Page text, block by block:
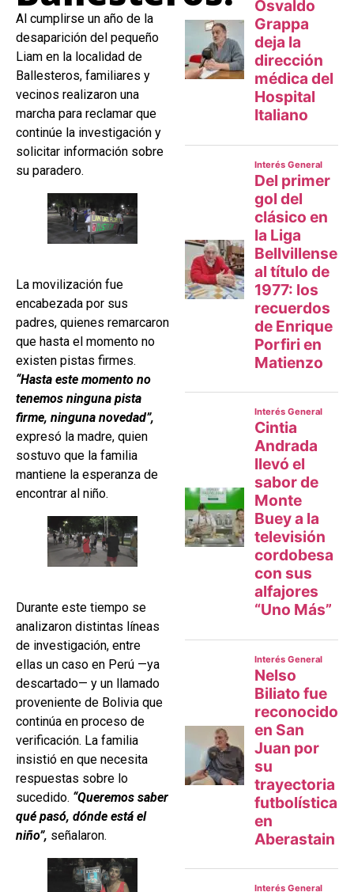
Al cumplirse un año de la
desaparición del pequeño
Liam en la localidad de
Ballesteros, familiares y
vecinos realizaron una
marcha para reclamar que
continúe la investigación y
solicitar información sobre
su paradero.
La movilización fue
encabezada por sus
padres, quienes remarcaron
que hasta el momento no
existen pistas firmes.
“Hasta este momento no
tenemos ninguna pista
firme, ninguna novedad”,
expresó la madre, quien
sostuvo que la familia
mantiene la esperanza de
encontrar al niño.
Durante este tiempo se
analizaron distintas líneas
de investigación, entre
ellas un caso en Perú —ya
descartado— y un llamado
proveniente de Bolivia que
continúa en proceso de
verificación. La familia
insistió en que necesita
respuestas sobre lo
sucedido. “Queremos saber
qué pasó, dónde está el
niño”, señalaron.